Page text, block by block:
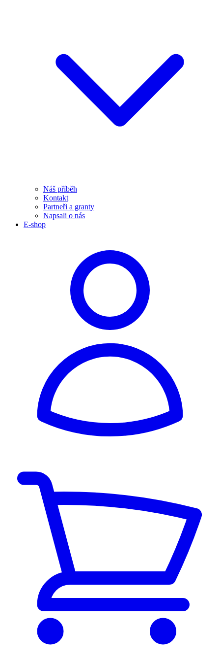
Náš příběh
Kontakt
Partneři a granty
Napsali o nás
E-shop